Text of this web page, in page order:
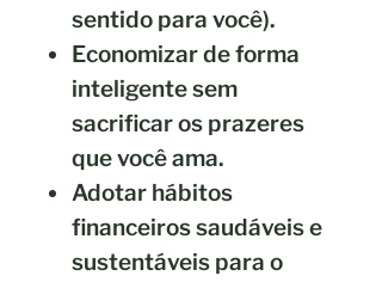
sentido para você).
Economizar de forma
inteligente sem
sacrificar os prazeres
que você ama.
Adotar hábitos
financeiros saudáveise
sustentáveis para o